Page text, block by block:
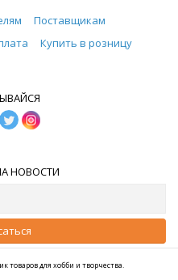
Поставщикам
Купить в розницу
НОВОСТИ
для хобби и творчества.